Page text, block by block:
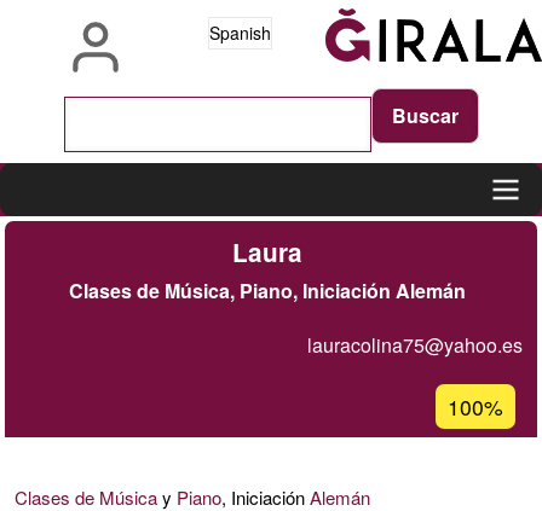
Spanish
navigation
Laura
Clases de Música, Piano, Iniciación Alemán
lauracolina75@yahoo.es
Porcentaje
de
100%
Clases de Músicay Piano, IniciaciónAlemán